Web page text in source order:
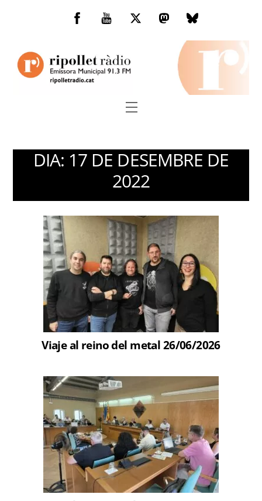
Facebook
You
TwitterMastodonBluesky
Menu
DIA: 17 DE DESEMBRE DE
2022
Viaje al reino del metal 26/06/2026